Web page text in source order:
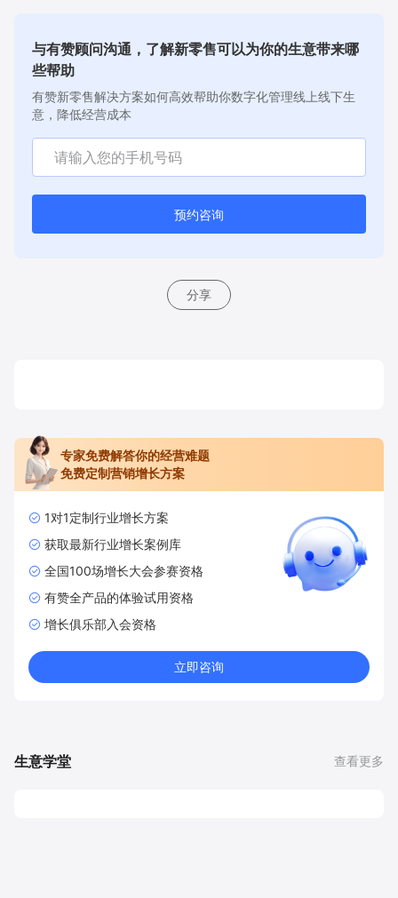
与有赞顾问沟通，了解新零售可以为你的生意带来哪
些帮助
有赞新零售解决方案如何高效帮助你数字化管理线上线下生
意，降低经营成本
预约咨询
分享
专家免费解答你的经营难题
免费定制营销增长方案
1对1定制行业增长方案
获取最新行业增长案例库
全国100场增长大会参赛资格
有赞全产品的体验试用资格
增长俱乐部入会资格
立即咨询
生意学堂 查看更多